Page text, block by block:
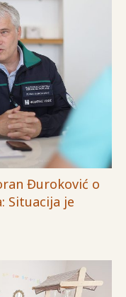
Đuroković o
Situacija je